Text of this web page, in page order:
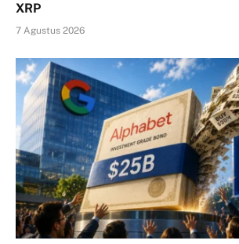
XRP
7 Agustus 2026